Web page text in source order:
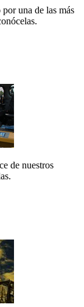
una de las más
de nuestros